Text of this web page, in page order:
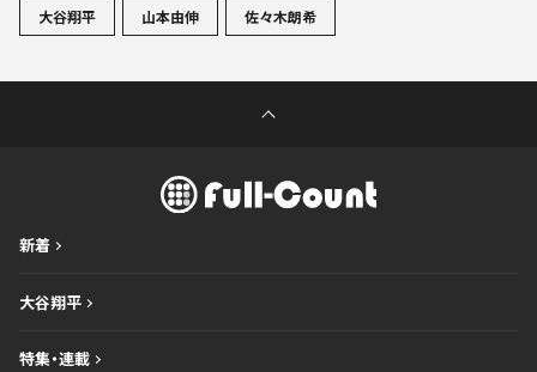
大谷翔平
山本由伸 佐々木朗希
新着
大谷翔平
特集・連載